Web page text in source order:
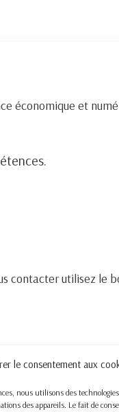
le consentement aux
nous utilisons des
des appareils. Le fait de
économique et
contacter utilisez le